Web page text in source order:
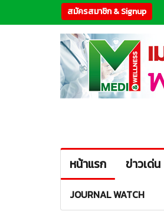
สมัครสมาชิก & Signup
หน้าแรก ข่าวเด่น
JOURNAL WATCH